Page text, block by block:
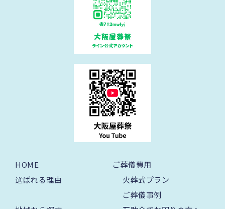
HOME
選ばれる理由
ご葬儀費用
火葬式プラン
ご葬儀事例